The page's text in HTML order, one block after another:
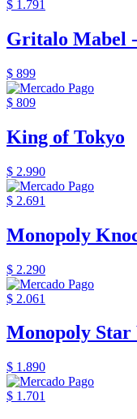
$ 1.791
Gritalo Mabel
$ 899
$ 809
King of Tokyo
$ 2.990
$ 2.691
Monopoly
$ 2.290
$ 2.061
Monopoly Star
$ 1.890
$ 1.701